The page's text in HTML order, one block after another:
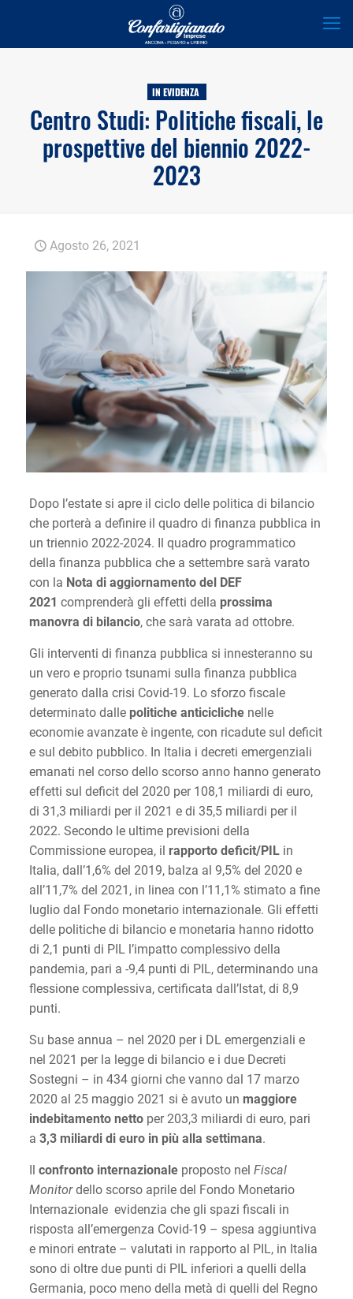
IN EVIDENZA
Centro Studi: Politiche fiscali, le
prospettive del biennio 2022-
2023
Agosto 26, 2021
Dopo l’estate si apre il ciclo delle politica di bilancio
che porterà a definire il quadro di finanza pubblica in
un triennio 2022-2024. Il quadro programmatico
della finanza pubblica che a settembre sarà varato
con la Nota di aggiornamento del DEF
2021 comprenderà gli effetti della prossima
manovra di bilancio, che sarà varata ad ottobre.
Gli interventi di finanza pubblica si innesteranno su
un vero e proprio tsunami sulla finanza pubblica
generato dalla crisi Covid-19. Lo sforzo fiscale
determinato dalle politiche anticiclichenelle
economie avanzate è ingente, con ricadute sul deficit
e sul debito pubblico. In Italia i decreti emergenziali
emanati nel corso dello scorso anno hanno generato
effetti sul deficit del 2020 per 108,1 miliardi di euro,
di 31,3 miliardi per il 2021 e di 35,5 miliardi per il
2022. Secondo le ultime previsioni della
Commissione europea, il rapporto deficit/PILin
Italia, dall’1,6% del 2019, balza al 9,5% del 2020 e
all’11,7% del 2021, in linea con l’11,1% stimato a fine
luglio dal Fondo monetario internazionale. Gli effetti
delle politiche di bilancio e monetaria hanno ridotto
di 2,1 punti di PIL l’impatto complessivo della
pandemia, pari a -9,4 punti di PIL, determinando una
flessione complessiva, certificata dall’Istat, di 8,9
punti.
Su base annua – nel 2020 per i DL emergenziali e
nel 2021 per la legge di bilancio e i due Decreti
Sostegni – in 434 giorni che vanno dal 17 marzo
2020 al 25 maggio 2021 si è avuto un maggiore
indebitamento nettoper 203,3 miliardi di euro, pari
a 3,3 miliardi di euro in più alla settimana.
Il confronto internazionaleproposto nel Fiscal
Monitordello scorso aprile del Fondo Monetario
Internazionale evidenzia che gli spazi fiscali in
risposta all’emergenza Covid-19 – spesa aggiuntiva
e minori entrate – valutati in rapporto al PIL, in Italia
sono di oltre due punti di PIL inferiori a quelli della
Germania, poco meno della metà di quelli del Regno